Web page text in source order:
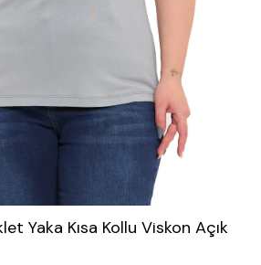
Yaka Kısa Kollu Viskon Açık